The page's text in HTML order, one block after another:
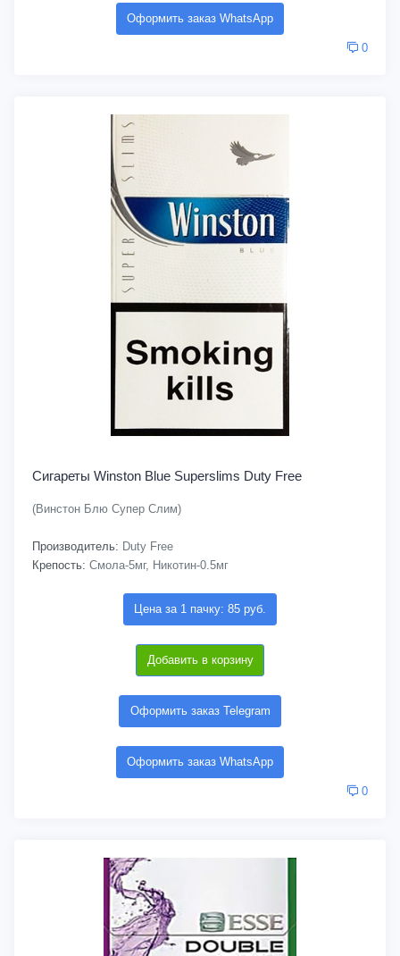
Оформить заказ WhatsApp
0
Сигареты Winston Blue Superslims Duty Free
(Винстон Блю Супер Слим)
Производитель: Duty Free
Крепость: Смола-5мг, Никотин-0.5мг
Цена за 1 пачку: 85 руб.
Добавить в корзину
Оформить заказ Telegram
Оформить заказ WhatsApp
0